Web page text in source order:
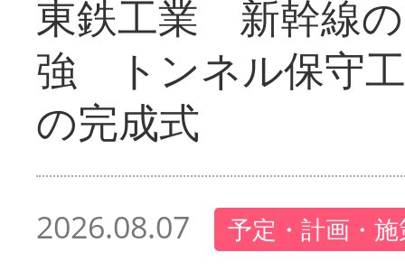
東鉄工業 新幹線
強 トンネル保守
の完成式
2026.08.07 予定・計画・